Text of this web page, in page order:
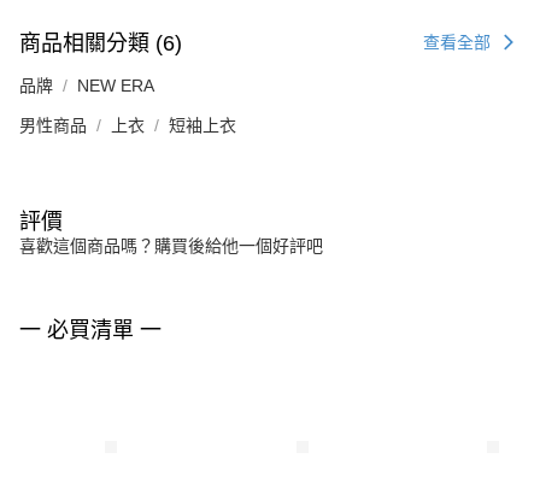
商品相關分類 (6) 查看全部
品牌 NEW ERA
男性商品 上衣 短袖上衣
評價
喜歡這個商品嗎？購買後給他一個好評吧
一 必買清單 一